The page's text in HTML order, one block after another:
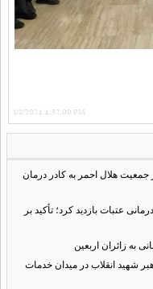
1/8/2024 4:32:00 PM
جمعیت هلال احمر به کادر درمان
عتبات بازدید کرد؛ تأکید بر
به زائران اربعین
شهید انقلاب در میدان خدمات